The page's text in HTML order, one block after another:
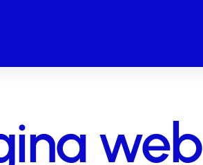
web